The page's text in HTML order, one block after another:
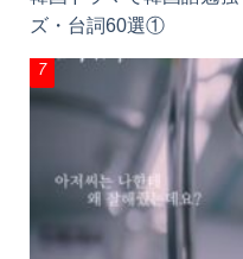
韓国ドラマで韓国語勉
ズ・台詞60選①